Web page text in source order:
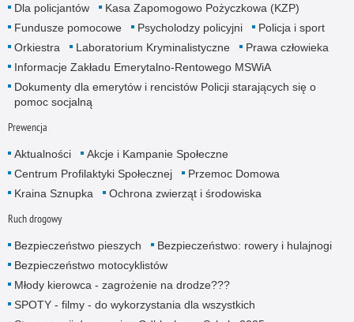
Dla policjantów
Kasa Zapomogowo Pożyczkowa (KZP)
Fundusze pomocowe
Psycholodzy policyjni
Policja i sport
Orkiestra
Laboratorium Kryminalistyczne
Prawa człowieka
Informacje Zakładu Emerytalno-Rentowego MSWiA
Dokumenty dla emerytów i rencistów Policji starających się o
pomoc socjalną
Prewencja
Aktualności
Akcje i Kampanie Społeczne
Centrum Profilaktyki Społecznej
Przemoc Domowa
Kraina Sznupka
Ochrona zwierząt i środowiska
Ruch drogowy
Bezpieczeństwo pieszych
Bezpieczeństwo: rowery i hulajnogi
Bezpieczeństwo motocyklistów
Młody kierowca - zagrożenie na drodze???
SPOTY - filmy - do wykorzystania dla wszystkich